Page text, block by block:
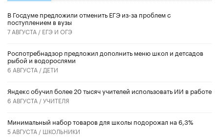
В Госдуме предложили отменить ЕГЭ из-за проблем с
поступлением в вузы
7 АВГУСТА / ЕГЭ И ОГЭ
Роспотребнадзор предложил дополнить меню школ и детсадов
рыбой и водорослями
6 АВГУСТА / ДЕТИ
​Яндекс обучил более 20 тысяч учителей использовать ИИ в работе
6 АВГУСТА /УЧИТЕЛЯ
Минимальный набор товаров для школы подорожал на 6,3%
5 АВГУСТА / ШКОЛЬНИКИ